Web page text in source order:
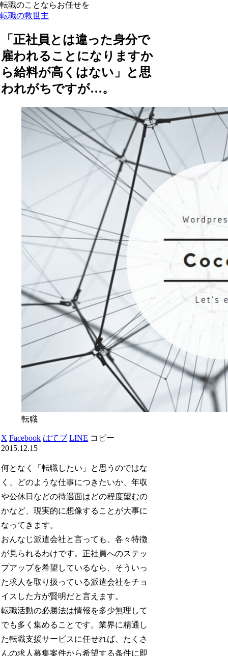
転職のことならお任せを
転職の救世主
「正社員とは違った身分で
雇われることになりますか
ら給料が高くはない」と思
われがちですが…。
転職
X Facebook はてブ LINE コピー
2015.12.15
何となく「転職したい」と思うのではな
く、どのような仕事につきたいか、年収
や公休日などの待遇面はどの程度望むの
かなど、現実的に想像することが大事に
なってきます。
おんなじ派遣会社と言っても、各々特徴
が見られるわけです。正社員へのステッ
プアップを希望しているなら、そういっ
た求人を取り扱っている派遣会社をチョ
イスした方が賢明だと言えます。
転職活動の必勝法は情報を多少無理して
でも多く集めることです。業界に精通し
た転職支援サービスに任せれば、たくさ
んの求人募集案件から希望する条件に即